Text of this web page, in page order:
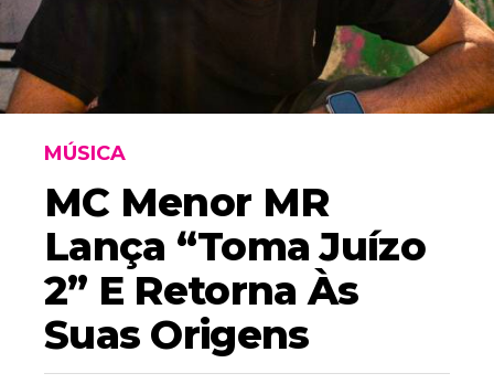
MÚSICA
MC Menor MR
Lança “Toma Juízo
2” E Retorna Às
Suas Origens